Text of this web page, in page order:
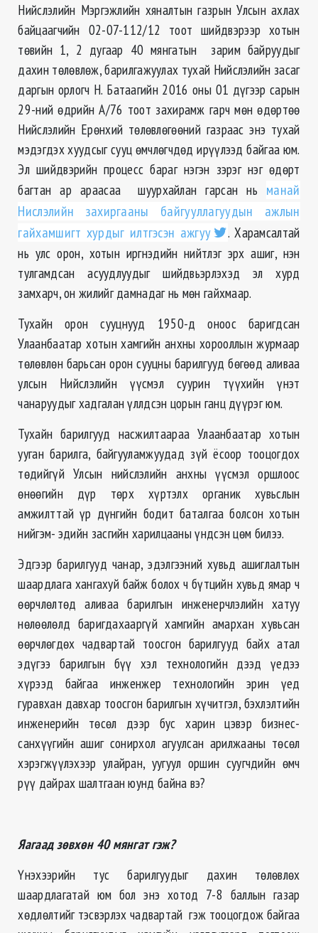
Нийслэлийн Мэргэжлийн хяналтын газрын Улсын ахлах
байцаагчийн 02-07-112/12 тоот шийдвэрээр хотын
төвийн 1, 2 дугаар 40 мянгатын зарим байруудыг
дахин төлөвлөж, барилгажуулах тухай Нийслэлийн засаг
даргын орлогч Н. Батаагийн 2016 оны 01 дүгээр сарын
29-ний өдрийн А/76 тоот захирамж гарч мөн өдөртөө
Нийслэлийн Ерөнхий төлөвлөгөөний газраас энэ тухай
мэдэгдэх хуудсыг сууц өмчлөгчдөд ирүүлээд байгаа юм.
Эл шийдвэрийн процесс бараг нэгэн зэрэг нэг өдөрт
багтан ар араасаа шуурхайлан гарсан нь манай
Нислэлийн захиргааны байгууллагуудын ажлын
гайхамшигт хурдыг илтгэсэн ажгуу
. Харамсалтай
нь улс орон, хотын иргнэдийн нийтлэг эрх ашиг, нэн
тулгамдсан асуудлуудыг шийдвьэрлэхэд эл хурд
замхарч, он жилийг дамнадаг нь мөн гайхмаар.
Тухайн орон сууцнууд 1950-д оноос баригдсан
Улаанбаатар хотын хамгийн анхны хорооллын журмаар
төлөвлөн барьсан орон сууцны барилгууд бөгөөд аливаа
улсын Нийслэлийн үүсмэл суурин түүхийн үнэт
чанаруудыг хадгалан үллдсэн цорын ганц дүүрэг юм.
Тухайн барилгууд насжилтаараа Улаанбаатар хотын
ууган барилга, байгууламжуудад зүй ёсоор тооцогдох
төдийгүй Улсын нийслэлийн анхны үүсмэл оршлоос
өнөөгийн дүр төрх хүртэлх органик хувьслын
амжилттай үр дүнгийн бодит баталгаа болсон хотын
нийгэм- эдийн засгийн харилцааны үндсэн цөм билээ.
Эдгээр барилгууд чанар, эдэлгээний хувьд ашиглалтын
шаардлага хангахуй байж болох ч бүтцийн хувьд ямар ч
өөрчлөлтөд аливаа барилгын инженерчлэлийн хатуу
нөлөөлөлд баригдахааргүй хамгийн амархан хувьсан
өөрчлөгдөх чадвартай тоосгон барилгууд байх атал
эдүгээ барилгын бүү хэл технологийн дээд үедээ
хүрээд байгаа инженжер технологийн эрин үед
гуравхан давхар тоосгон барилгын хүчитгэл, бэхлэлтийн
инженерийн төсөл дээр бус харин цэвэр бизнес-
санхүүгийн ашиг сонирхол агуулсан арилжааны төсөл
хэрэгжүүлэхээр улайран, уугуул оршин суугчдийн өмч
рүү дайрах шалтгаан юунд байна вэ?
Яагаад зөвхөн 40 мянгат гэж?
Үнэхээрийн тус барилгуудыг дахин төлөвлөх
шаардлагатай юм бол энэ хотод 7-8 баллын газар
хөдлөлтийг тэсвэрлэх чадвартай гэж тооцогдож байгаа